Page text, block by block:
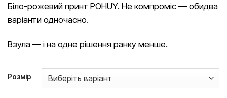
Біло-рожевий принт POHUY. Не компроміс — обидва
варіанти одночасно.
Взула — і на одне рішення ранку менше.
Розмір